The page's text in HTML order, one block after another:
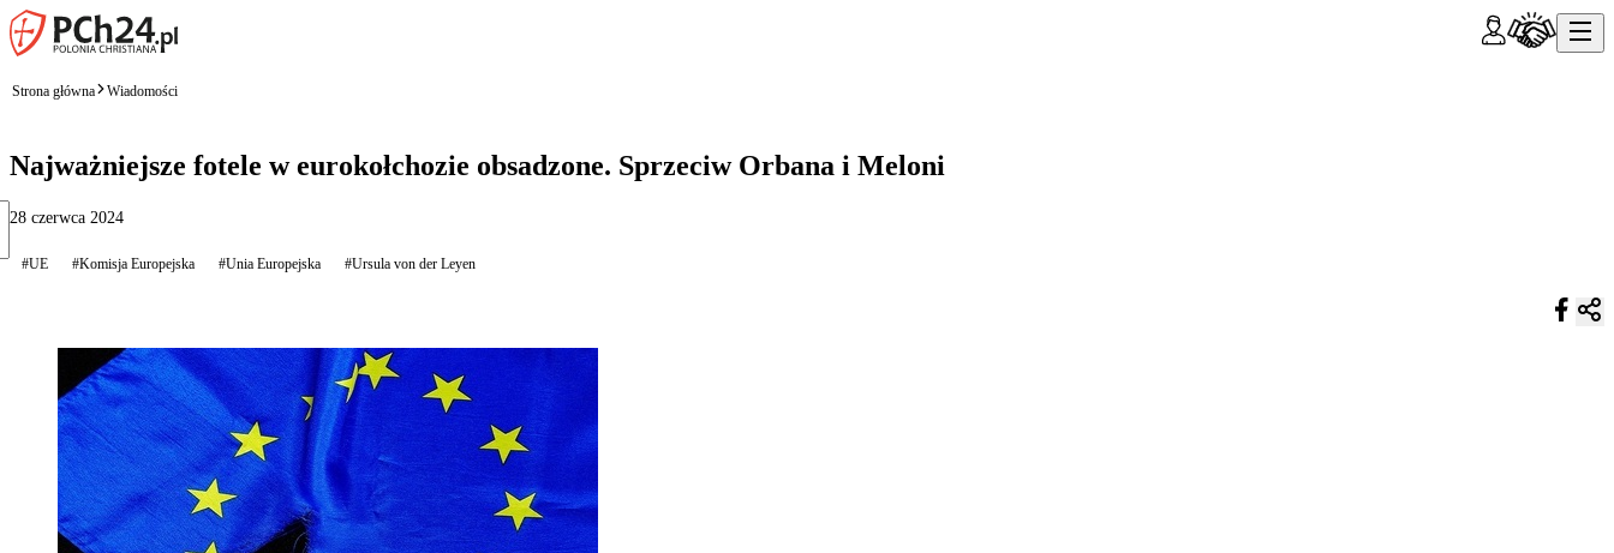
Strona główna Wiadomości
Najważniejsze fotele w eurokołchozie obsadzone. Sprzeciw Orbana i Meloni
28 czerwca 2024
#UE #Komisja Europejska #Unia Europejska #Ursula von der Leyen